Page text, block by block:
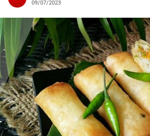
09/07/2023